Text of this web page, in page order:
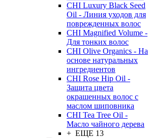
CHI Luxury Black Seed
Oil - Линия уходов для
поврежденных волос
CHI Magnified Volume -
Для тонких волос
CHI Olive Organics - На
основе натуральных
ингредиентов
CHI Rose Hip Oil -
Защита цвета
окрашенных волос с
маслом шиповника
CHI Tea Tree Oil -
Масло чайного дерева
+ ЕЩЕ 13